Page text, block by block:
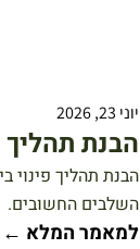
יוני 23, 2026
הבנת תהליך
הבנת תהליך פינוי
השלבים החשובים.
למאמר המלא ←